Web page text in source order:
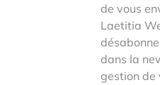
de vous
Laetitia
dans la
gestion de